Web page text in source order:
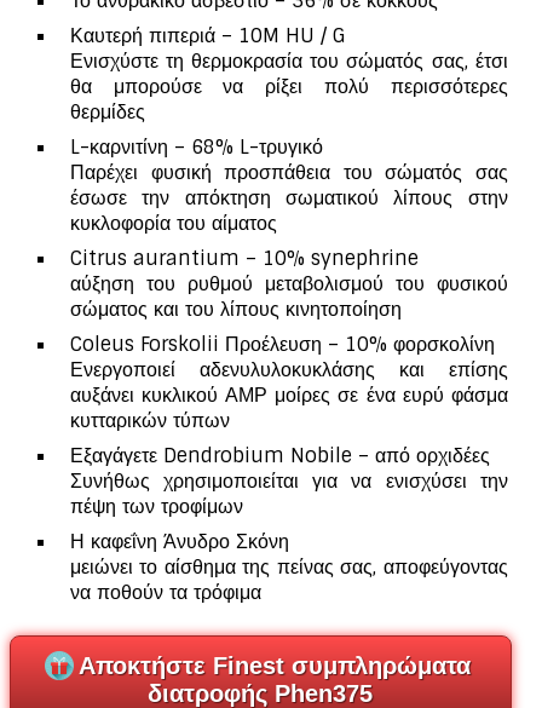
Καυτερή πιπεριά – 10M HU / G
Ενισχύστε τη θερμοκρασία του σώματός σας, έτσι
θα μπορούσε να ρίξει πολύ περισσότερες
θερμίδες
L-καρνιτίνη – 68% L-τρυγικό
Παρέχει φυσική προσπάθεια του σώματός σας
έσωσε την απόκτηση σωματικού λίπους στην
κυκλοφορία του αίματος
Citrus aurantium – 10% synephrine
αύξηση του ρυθμού μεταβολισμού του φυσικού
σώματος και του λίπους κινητοποίηση
Coleus Forskolii Προέλευση – 10% φορσκολίνη
Ενεργοποιεί αδενυλυλοκυκλάσης και επίσης
αυξάνει κυκλικού ΑΜΡ μοίρες σε ένα ευρύ φάσμα
κυτταρικών τύπων
Εξαγάγετε Dendrobium Nobile – από ορχιδέες
Συνήθως χρησιμοποιείται για να ενισχύσει την
πέψη των τροφίμων
Η καφεΐνη Άνυδρο Σκόνη
μειώνει το αίσθημα της πείνας σας, αποφεύγοντας
να ποθούν τα τρόφιμα
Αποκτήστε Finest συμπληρώματα
διατροφής Phen375